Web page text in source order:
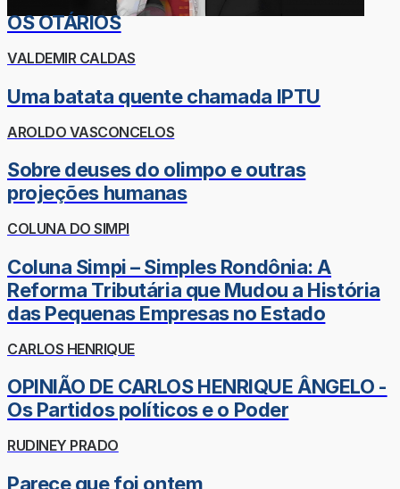
OS OTÁRIOS
VALDEMIR CALDAS
Uma batata quente chamada IPTU
AROLDO VASCONCELOS
Sobre deuses do olimpo e outras
projeções humanas
COLUNA DO SIMPI
Coluna Simpi – Simples Rondônia: A
Reforma Tributária que Mudou a História
das Pequenas Empresas no Estado
CARLOS HENRIQUE
OPINIÃO DE CARLOS HENRIQUE ÂNGELO -
Os Partidos políticos e o Poder
RUDINEY PRADO
Parece que foi ontem